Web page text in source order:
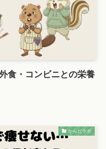
食・コンビニとの栄養
からだラボ